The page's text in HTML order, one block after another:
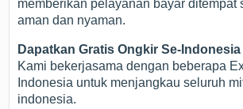
memberikan pelayanan bayar ditempat
aman dan nyaman.
Dapatkan Gratis Ongkir Se-Indonesia
Kami bekerjasama dengan beberapa
Indonesia untuk menjangkau seluruh
indonesia.